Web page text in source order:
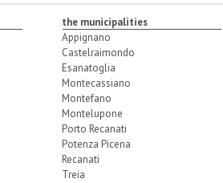
the municipalities
Appignano
Castelraimondo
Esanatoglia
Montecassiano
Montefano
Montelupone
Porto Recanati
Potenza Picena
Recanati
Treia